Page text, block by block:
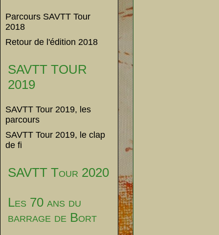
Parcours SAVTT Tour
2018
Retour de l'édition 2018
SAVTT TOUR
2019
SAVTT Tour 2019, les
parcours
SAVTT Tour 2019, le clap
de fi
SAVTT Tour 2020
Les 70 ans du
barrage de Bort